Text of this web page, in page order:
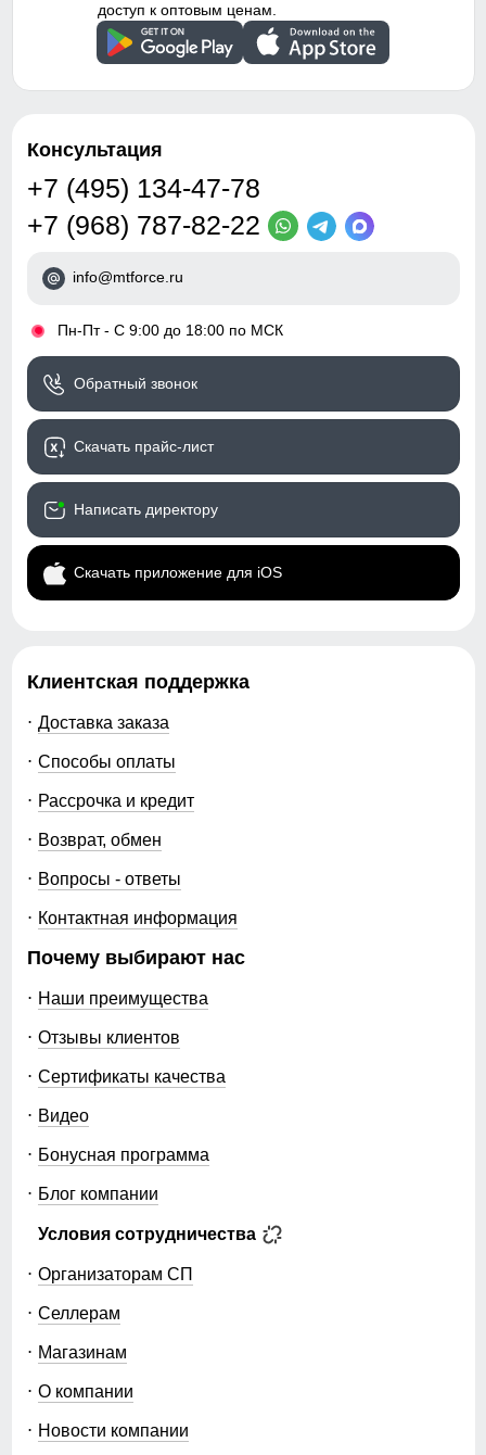
доступ к оптовым ценам.
Консультация
+7 (495) 134-47-78
+7 (968) 787-82-22
info@mtforce.ru
• Пн-Пт - С 9:00 до 18:00 по МСК
Обратный звонок
Скачать прайс-лист
Написать директору
Скачать приложение для iOS
Клиентская поддержка
Доставка заказа
Способы оплаты
Рассрочка и кредит
Возврат, обмен
Вопросы - ответы
Контактная информация
Почему выбирают нас
Наши преимущества
Отзывы клиентов
Сертификаты качества
Видео
Бонусная программа
Блог компании
Условия сотрудничества
Организаторам СП
Селлерам
Магазинам
О компании
Новости компании